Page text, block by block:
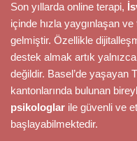
Son yıllarda online terapi,
içinde hızla yaygınlaşan
gelmiştir. Özellikle
destek almak artık
değildir. Basel’de yaşayan
kantonlarında bulunan
psikologlar ile güvenli ve
başlayabilmektedir.